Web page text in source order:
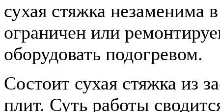
сухая стяжка незаменима
ограничен или
оборудовать подогревом.
Состоит сухая стяжка из
плит. Суть работы